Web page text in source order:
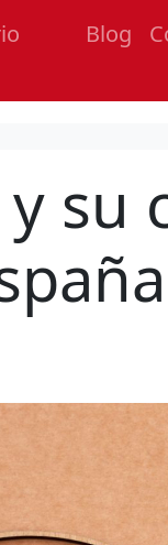
Blog
su